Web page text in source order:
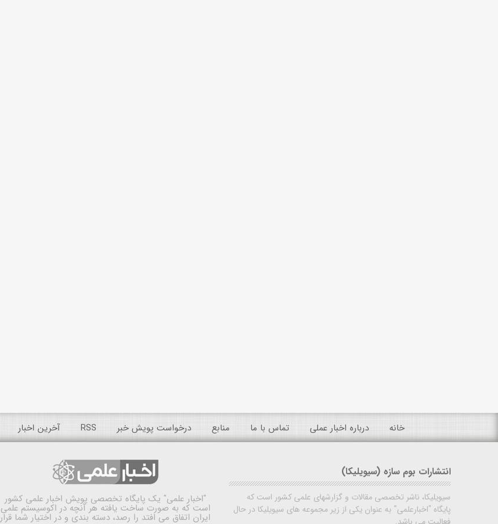
خانه درباره اخبار عملی تماس با ما منابع درخواست پویش خبر RSS آخرین اخبار
انتشارات بوم سازه (سیویلیکا)
سیویلیکا، ناشر تخصصی مقالات و گزارشهای علمی کشور است که
پایگاه "اخبارعلمی" به عنوان یکی از زیر مجموعه های سیویلیکا در حال
"اخبار علمی" یک پایگاه تخصصی پویش اخبار علمی کشور
است که به صورت ساخت یافته هر آنچه در اکوسیستم علمی
ایران اتفاق می افتد را رصد، دسته بندی و در اختیار شما قرار